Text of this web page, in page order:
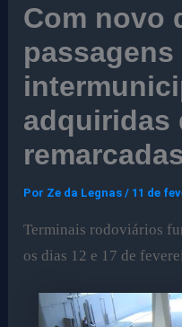
Com novo
passagens
adquiridas
Por Ze da Legnas/ 11 de
Terminais rodoviários
os dias 12 e 17 de